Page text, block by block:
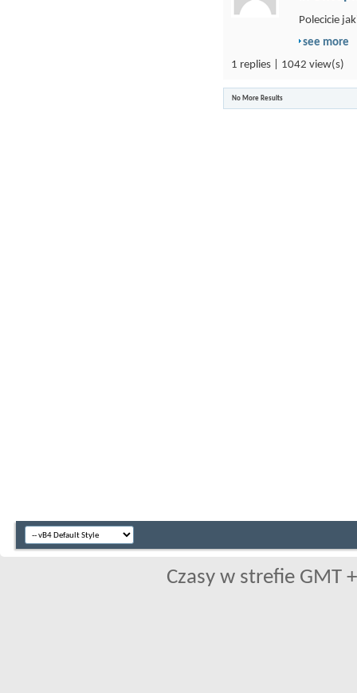
Polecicie
see more
1 replies | 1042 view(s)
No More Results
Czasy w strefie GMT